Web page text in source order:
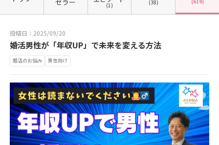
セラー (1) (38)
投稿日：2025/09/20
婚活男性が「年収UP」で未来を変える方法
婚活のお悩み 男性向け